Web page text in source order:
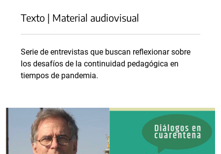
Texto | Material audiovisual
Serie de entrevistas que buscan reflexionar sobre
los desafíos de la continuidad pedagógica en
tiempos de pandemia.